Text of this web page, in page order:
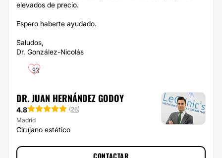
elevados de precio.
Espero haberte ayudado.
Saludos,
Dr. González-Nicolás
93
DR. JUAN HERNÁNDEZ GODOY
4.8 (26)
Madrid
Cirujano estético
CONTACTAR